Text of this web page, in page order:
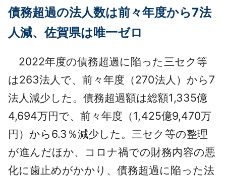
債務超過の法人数は前々年度から7法
人減、佐賀県は唯一ゼロ
2022年度の債務超過に陥った三セク等
は263法人で、前々年度（270法人）から7
法人減少した。債務超過額は総額1,335億
4,694万円で、前々年度（1,425億9,470万
円）から6.3％減少した。三セク等の整理
が進んだほか、コロナ禍での財務内容の悪
化に歯止めがかかり、債務超過に陥った法